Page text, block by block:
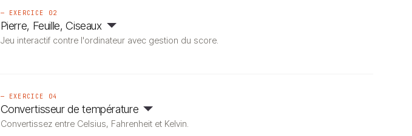
— EXERCICE 02
Pierre, Feuille, Ciseaux
Jeu interactif contre l'ordinateur avec gestion du score.
— EXERCICE 04
Convertisseur de température
Convertissez entre Celsius, Fahrenheit et Kelvin.